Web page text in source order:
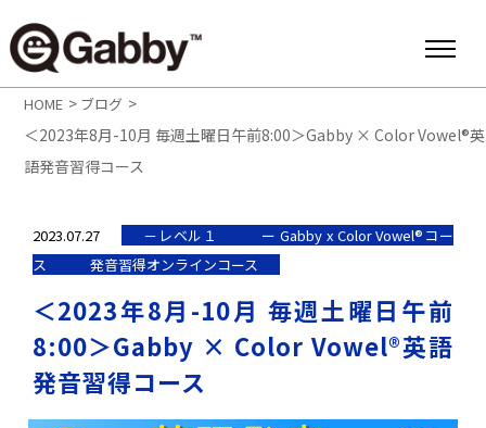
HOME > ブログ >
＜2023年8月-10月 毎週土曜日午前8:00＞Gabby × Color Vowel®英
語発音習得コース
2023.07.27 －レベル１
ー Gabby x Color Vowel®︎コー
ス
発音習得オンラインコース
＜2023年8月-10月 毎週土曜日午前
8:00＞Gabby × Color Vowel®英語
発音習得コース